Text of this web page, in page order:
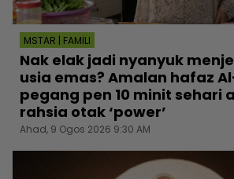
MSTAR | FAMILI
Nak elak jadi nyanyuk
usia emas? Amalan hafaz
pegang pen 10 minit sehari
rahsia otak ‘power’
Ahad, 9 Ogos 2026 9:30 AM